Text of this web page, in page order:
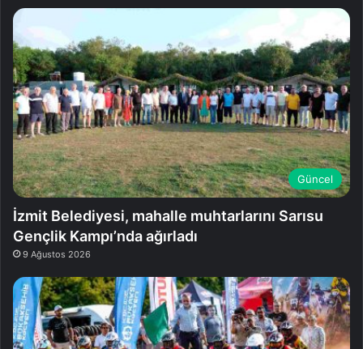
Güncel
İzmit Belediyesi, mahalle muhtarlarını Sarısu
Gençlik Kampı’nda ağırladı
9 Ağustos 2026